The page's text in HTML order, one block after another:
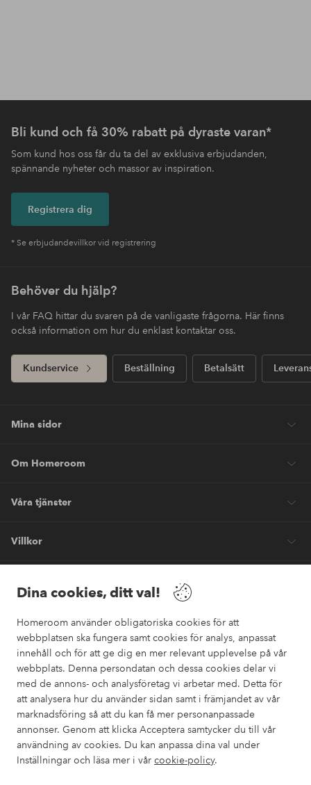
Dina cookies, ditt val!
Homeroom använder obligatoriska cookies för att
webbplatsen ska fungera samt cookies för analys, anpassat
innehåll och för att ge dig en mer relevant upplevelse på vår
webbplats. Denna persondatan och dessa cookies delar vi
med de annons- och analysföretag vi arbetar med. Detta för
att analysera hur du använder sidan samt i främjandet av vår
marknadsföring så att du kan få mer personanpassade
annonser. Genom att klicka Acceptera samtycker du till vår
användning av cookies. Du kan anpassa dina val under
Inställningar och läsa mer i vår cookie-policy.
Bli kund och få 30% rabatt på dyraste varan*
Som kund hos oss får du ta del av exklusiva erbjudanden,
spännande nyheter och massor av inspiration.
Registrera dig
* Se erbjudandevillkor vid registrering
Behöver du hjälp?
I vår FAQ hittar du svaren på de vanligaste frågorna. Här finns
också information om hur du enklast kontaktar oss.
Kundservice Beställning Betalsätt
Mina sidor
Om Homeroom
Våra tjänster
Villkor
Säkra betalningar
Vill du veta mer om våra betalalternativ ?
elpy